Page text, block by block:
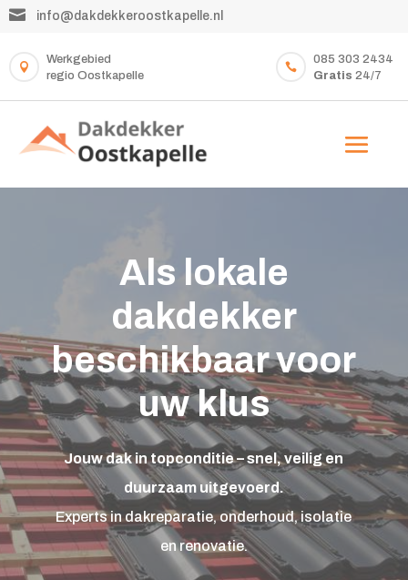
 info@dakdekkeroostkapelle.nl

Werkgebied
regio Oostkapelle

085 303 2434
Gratis 24/7
Als lokale
dakdekker
beschikbaar voor
uw klus
Jouw dak in topconditie – snel, veilig en
duurzaam uitgevoerd.
Experts in dakreparatie, onderhoud, isolatie
en renovatie.